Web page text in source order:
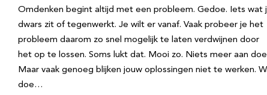
Omdenken begint altijd met een probleem. Gedoe. Iets wat
dwars zit of tegenwerkt. Je wilt er vanaf. Vaak probeer je het
probleem daarom zo snel mogelijk te laten verdwijnen door
het op te lossen. Soms lukt dat. Mooi zo. Niets meer aan
Maar vaak genoeg blijken jouw oplossingen niet te werken.
doe…